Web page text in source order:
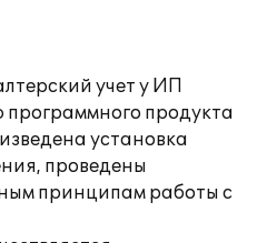
учет у ИП
продукта
установка
проведены
принципам работы с